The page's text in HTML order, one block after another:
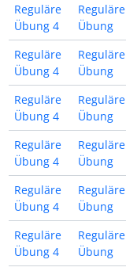
Reguläre
Übung 4
Reguläre
Übung
Reguläre
Übung 4
Reguläre
Übung
Reguläre
Übung 4
Reguläre
Übung
Reguläre
Übung 4
Reguläre
Übung
Reguläre
Übung 4
Reguläre
Übung
Reguläre
Übung 4
Reguläre
Übung